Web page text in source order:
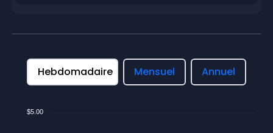
Hebdomadaire Mensuel Annuel
$5.00